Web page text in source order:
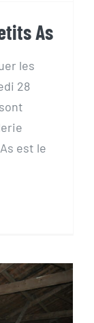
As
les
28
est le